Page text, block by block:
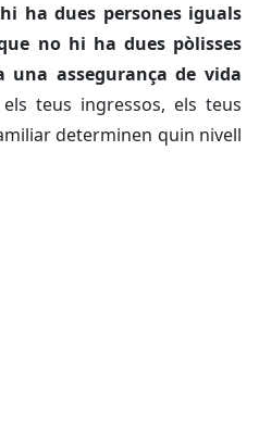
ha dues persones iguals
no hi ha dues pòlisses
assegurança de vida
teus ingressos, els teus
determinen quin nivell